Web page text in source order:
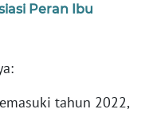
Peran Ibu
tahun 2022,